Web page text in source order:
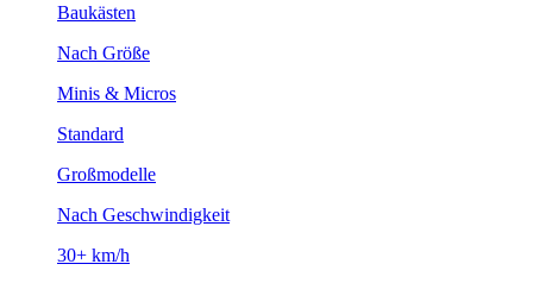
Baukästen
Nach Größe
Minis & Micros
Standard
Großmodelle
Nach Geschwindigkeit
30+ km/h